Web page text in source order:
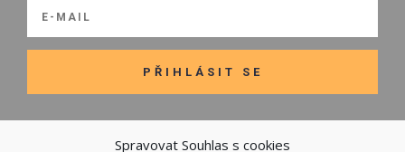
Spravovat Souhlas s cookies
PŘIHLÁSIT SE